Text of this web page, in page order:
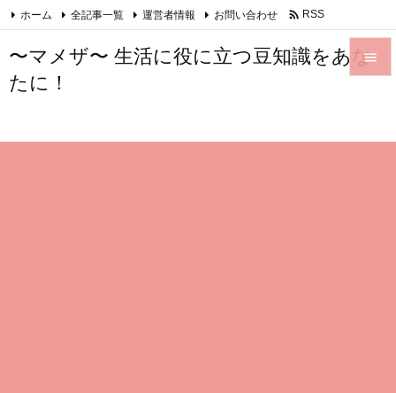
〜マメザ〜 生活に役に立つ豆知識をあな
たに！


ホーム 全記事一覧 運営者情報 お問い合わせ  RSS